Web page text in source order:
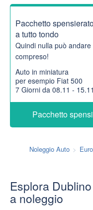
Pacchetto
a tutto tondo
Quindi nulla può
compreso!
Auto in miniatura
per esempio Fiat 500
7 Giorni da 08.11 -
Pacchetto
Noleggio Auto
Esplora
a noleggio